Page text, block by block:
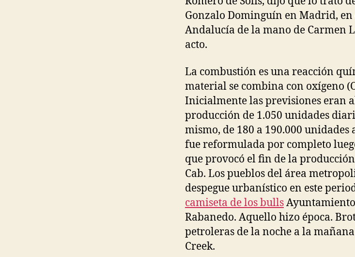
Gonzalo Dominguín en Madrid,
Andalucía de la mano de Carmen
acto.
La combustión es una reacción
material se combina con oxígeno
Inicialmente las previsiones eran
producción de 1.050 unidades
mismo, de 180 a 190.000
fue reformulada por completo
que provocó el fin de la
Cab. Los pueblos del área
despegue urbanístico en este
camiseta de los bulls
Rabanedo. Aquello hizo época.
petroleras de la noche a la
Creek.